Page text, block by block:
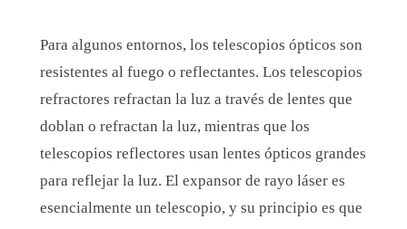
Para algunos entornos, los telescopios ópticos son
resistentes al fuego o reflectantes. Los telescopios
refractores refractan la luz a través de lentes que
doblan o refractan la luz, mientras que los
telescopios reflectores usan lentes ópticos grandes
para reflejar la luz. El expansor de rayo láser es
esencialmente un telescopio, y su principio es que